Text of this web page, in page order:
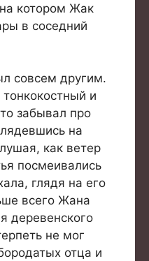
котором Жак
в соседний
совсем другим.
и
забывал про
на
как ветер
посмеивались
глядя на его
всего Жана
деревенского
не мог
отца и